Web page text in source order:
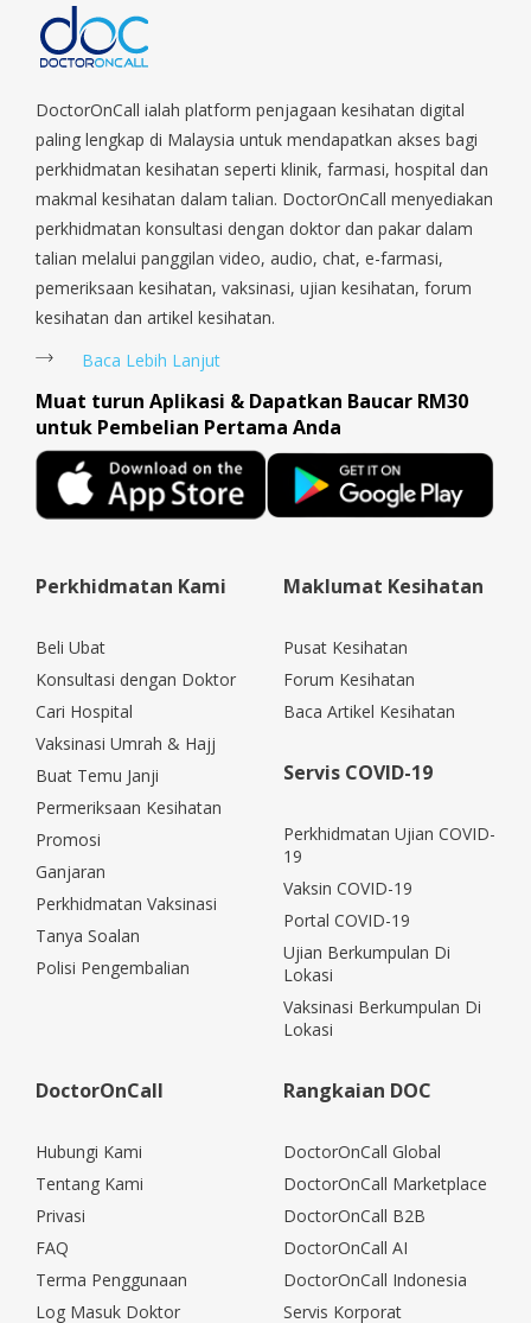
DoctorOnCall ialah platform penjagaan kesihatan digital
paling lengkap di Malaysia untuk mendapatkan akses bagi
perkhidmatan kesihatan seperti klinik, farmasi, hospital dan
makmal kesihatan dalam talian. DoctorOnCall menyediakan
perkhidmatan konsultasi dengan doktor dan pakar dalam
talian melalui panggilan video, audio, chat, e-farmasi,
pemeriksaan kesihatan, vaksinasi, ujian kesihatan, forum
kesihatan dan artikel kesihatan.
Baca Lebih Lanjut
Muat turun Aplikasi & Dapatkan Baucar RM30
untuk Pembelian Pertama Anda
Perkhidmatan Kami
Beli Ubat
Konsultasi dengan Doktor
Cari Hospital
Vaksinasi Umrah & Hajj
Buat Temu Janji
Permeriksaan Kesihatan
Promosi
Ganjaran
Perkhidmatan Vaksinasi
Tanya Soalan
Polisi Pengembalian
Maklumat Kesihatan
Pusat Kesihatan
Forum Kesihatan
Baca Artikel Kesihatan
Servis COVID-19
Perkhidmatan Ujian COVID-
19
Vaksin COVID-19
Portal COVID-19
Ujian Berkumpulan Di
Lokasi
Vaksinasi Berkumpulan Di
Lokasi
DoctorOnCall
Hubungi Kami
Tentang Kami
Privasi
FAQ
Terma Penggunaan
Log Masuk Doktor
Rangkaian DOC
DoctorOnCall Global
DoctorOnCall Marketplace
DoctorOnCall B2B
DoctorOnCall AI
DoctorOnCall Indonesia
Servis Korporat